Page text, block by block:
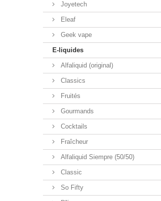
Joyetech
Eleaf
Geek vape
E-liquides
Alfaliquid (original)
Classics
Fruités
Gourmands
Cocktails
Fraîcheur
Alfaliquid Siempre (50/50)
Classic
So Fifty